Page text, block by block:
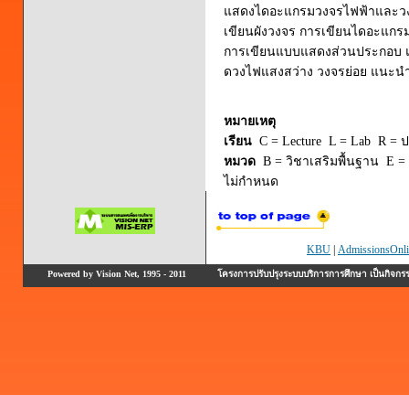
แสดงไดอะแกรมวงจรไฟฟ้าและ
เขียนผังวงจร การเขียนไดอะแก
การเขียนแบบแสดงส่วนประกอบ
ดวงไฟแสงสว่าง วงจรย่อย แนะ
หมายเหตุ
เรียน C = Lecture L = Lab R =
หมวด B = วิชาเสริมพื้นฐาน E
ไม่กำหนด
KBU
Powered by Vision Net, 1995 - 2011 โครงการปรับปรุงระบบบริการการศึกษา เป็นกิ